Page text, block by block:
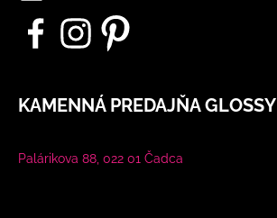
KAMENNÁ PREDAJŇA GLOSSY
Palárikova 88, 022 01 Čadca